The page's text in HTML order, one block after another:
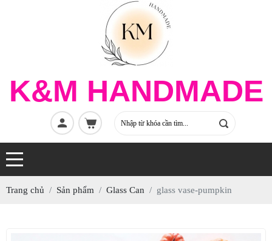
K&M HANDMADE
Trang chủ Sản phẩm Glass Can glass vase-pumpkin